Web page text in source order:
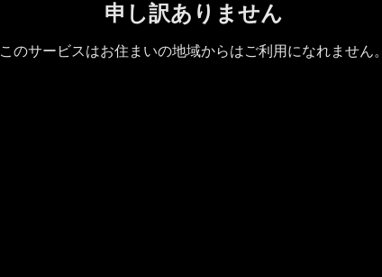
申し訳ありません
このサービスはお住まいの地域からはご利用になれません。